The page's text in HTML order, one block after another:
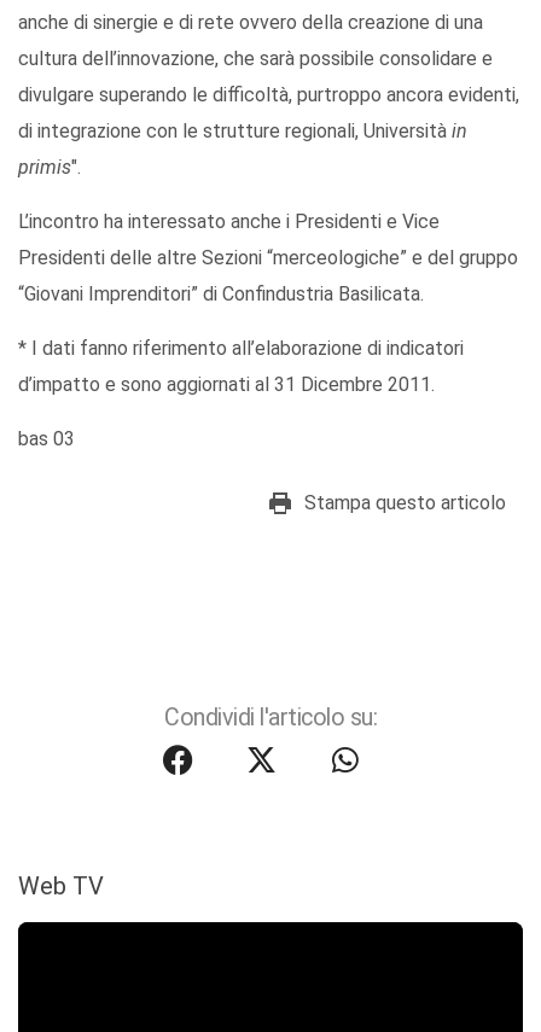
anche di sinergie e di rete ovvero della creazione di una
cultura dell’innovazione, che sarà possibile consolidare e
divulgare superando le difficoltà, purtroppo ancora evidenti,
di integrazione con le strutture regionali, Università in
primis".
L’incontro ha interessato anche i Presidenti e Vice
Presidenti delle altre Sezioni “merceologiche” e del gruppo
“Giovani Imprenditori” di Confindustria Basilicata.
* I dati fanno riferimento all’elaborazione di indicatori
d’impatto e sono aggiornati al 31 Dicembre 2011.
bas 03
Stampa questo articolo
Condividi l'articolo su:
Web TV